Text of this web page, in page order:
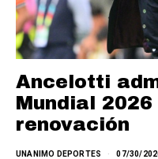
Ancelotti
Mundial
renovación
UNANIMO DEPORTES 07/30/